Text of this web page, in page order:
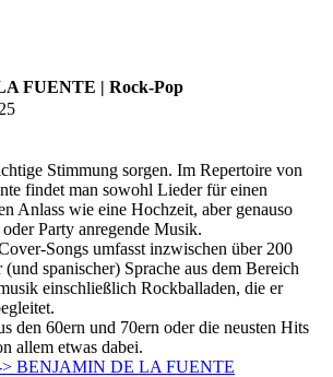
FUENTE | Rock-Pop
Stimmung sorgen. Im Repertoire von
findet man sowohl Lieder für einen
Anlass wie eine Hochzeit, aber genauso
Party anregende Musik.
Songs umfasst inzwischen über 200
spanischer) Sprache aus dem Bereich
einschließlich Rockballaden, die er
den 60ern und 70ern oder die neusten Hits
allem etwas dabei.
BENJAMIN DE LA FUENTE